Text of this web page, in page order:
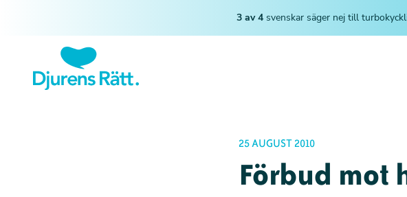
3 av 4 svenskar säger nej till
25 AUGUST 2010
Förbud mot